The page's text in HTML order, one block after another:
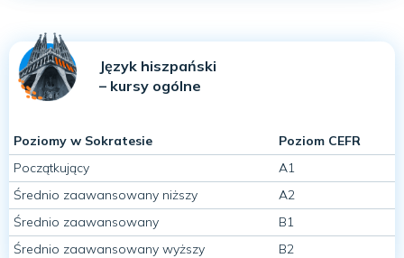
Język hiszpański
– kursy ogólne
Poziomy w Sokratesie
Poziom CEFR
Początkujący
A1
Średnio zaawansowany niższy
A2
Średnio zaawansowany
B1
Średnio zaawansowany wyższy
B2